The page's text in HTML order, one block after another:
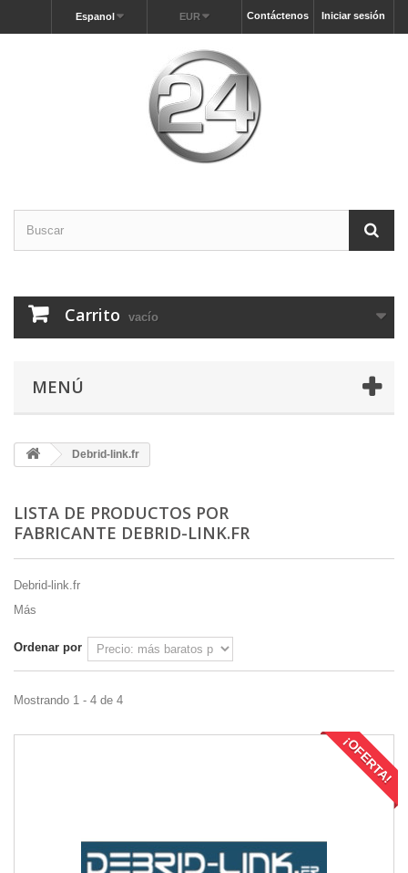
Iniciar sesión
Contáctenos
EUR
Espanol
Carrito vacío
MENÚ
Debrid-link.fr
LISTA DE PRODUCTOS POR
FABRICANTE DEBRID-LINK.FR
Debrid-link.fr
Más
Ordenar por
Mostrando 1 - 4 de 4
¡OFERTA!